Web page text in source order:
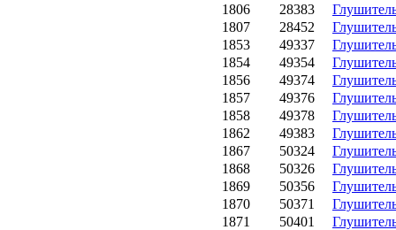
1806
28383
1807
28452
1853
49337
1854
49354
1856
49374
1857
49376
1858
49378
1862
49383
1867
50324
1868
50326
1869
50356
1870
50371
1871
50401